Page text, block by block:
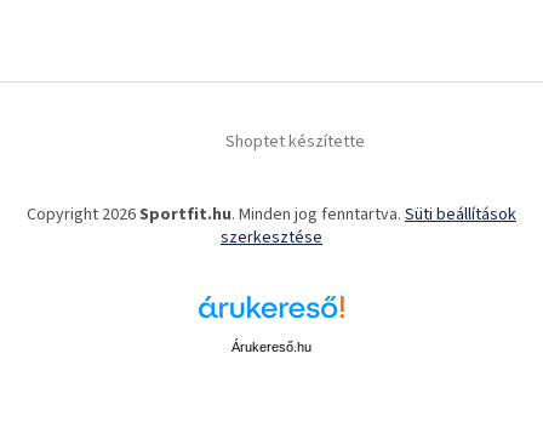
Shoptet készítette
Copyright 2026Sportfit.hu. Minden jog fenntartva. Süti beállítások
szerkesztése
Árukereső.hu